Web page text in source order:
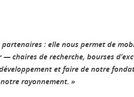
: elle nous permet de
chaires de recherche, bourses
et faire de notre
rayonnement. »